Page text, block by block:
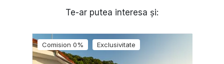
Te-ar putea interesa și:
Comision 0% Exclusivitate